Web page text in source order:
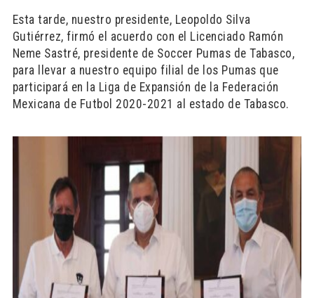
Esta tarde, nuestro presidente, Leopoldo Silva
Gutiérrez, firmó el acuerdo con el Licenciado Ramón
Neme Sastré, presidente de Soccer Pumas de Tabasco,
para llevar a nuestro equipo filial de los Pumas que
participará en la Liga de Expansión de la Federación
Mexicana de Futbol 2020-2021 al estado de Tabasco.